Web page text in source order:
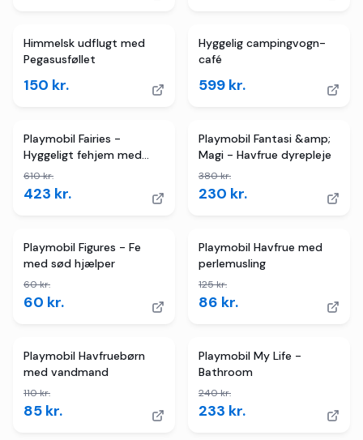
Himmelsk udflugt med
Pegasusføllet
150 kr.
Hyggelig campingvogn-
café
599 kr.
4butikker
Playmobil Fairies -
Hyggeligt fehjem med
gylden enhjørning
610kr.
423 kr.
TILBUD
4butikker
Playmobil Fantasi &amp;
Magi - Havfrue dyrepleje
380kr.
230 kr.
TILBUD
2butikker
Playmobil Figures - Fe
med sød hjælper
60kr.
60 kr.
TILBUD
3butikker
Playmobil Havfrue med
perlemusling
125kr.
86 kr.
TILBUD
4butikker
Playmobil Havfruebørn
med vandmand
110kr.
85 kr.
2butikker
Playmobil My Life -
Bathroom
240kr.
233 kr.